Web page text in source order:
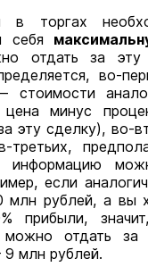
в торгах
себя
отдать за эту
во-
стоимости
цена минус
эту сделку), во-
третьих,
информацию
если
млн рублей, а вы
прибыли,
отдать за
млн рублей.